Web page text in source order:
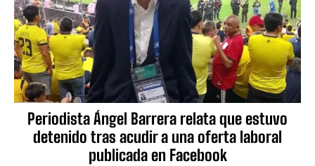
Periodista Ángel Barrera relata que estuvo
detenido tras acudir a una oferta laboral
publicada en Facebook